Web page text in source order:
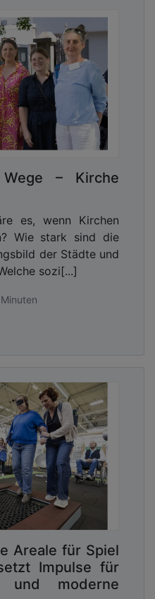
– Kirche
es, wenn Kirchen
Wie stark sind die
der Städte und
sozi[...]
Areale für Spiel
Impulse für
und moderne